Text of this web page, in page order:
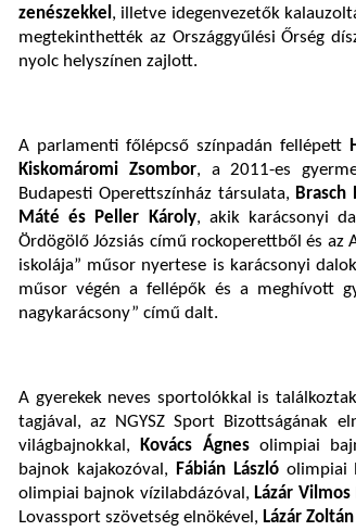
zenészekkel , illetve idegenvezetők
megtekinthették az Országgyűlési Őrség
nyolc helyszínen zajlott.
A parlamenti főlépcső színpadán fellépett
Kiskomáromi Zsombor, a 2011-es
Budapesti Operettszínház társulata,
Máté és Peller Károly, akik karácsonyi
Ördögölő Józsiás című rockoperettből és az
iskolája” műsor nyertese is karácsonyi
műsor végén a fellépők és a meghívott
nagykarácsony” című dalt.
A gyerekek neves sportolókkal is
tagjával, az NGYSZ Sport Bizottságának
világbajnokkal,
Kovács Ágnesolimpiai
bajnok kajakozóval,
Fábián Lászlóolimpiai
olimpiai bajnok vízilabdázóval, Lázár Vilmos
Lovassport szövetség elnökével, Lázár Zoltán